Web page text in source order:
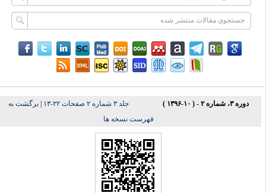
دوره ۳، شماره ۲ - ( ۱۰-۱۳۹۶ ) جلد ۳ شماره ۲ صفحات ۲۲-۱۳ |برگشت به
فهرست نسخه ها